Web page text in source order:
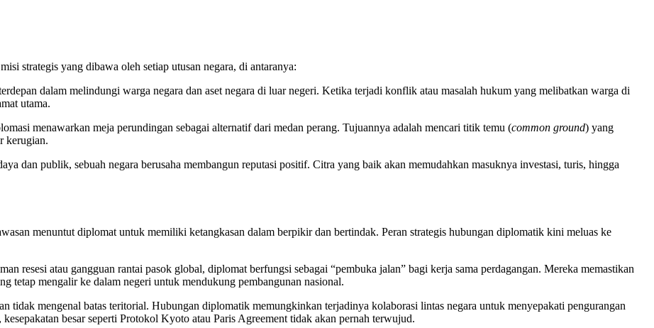
strategis yang dibawa oleh setiap utusan negara, di antaranya:
dalam melindungi warga negara dan aset negara di luar negeri. Ketika terjadi konflik atau masalah hukum yang melibatkan warga di
utama.
menawarkan meja perundingan sebagai alternatif dari medan perang. Tujuannya adalah mencari titik temu (common ground) yang
kerugian.
dan publik, sebuah negara berusaha membangun reputasi positif. Citra yang baik akan memudahkan masuknya investasi, turis, hingga
menuntut diplomat untuk memiliki ketangkasan dalam berpikir dan bertindak. Peran strategis hubungan diplomatik kini meluas ke
resesi atau gangguan rantai pasok global, diplomat berfungsi sebagai “pembuka jalan” bagi kerja sama perdagangan. Mereka memastikan
tetap mengalir ke dalam negeri untuk mendukung pembangunan nasional.
tidak mengenal batas teritorial. Hubungan diplomatik memungkinkan terjadinya kolaborasi lintas negara untuk menyepakati pengurangan
besar seperti Protokol Kyoto atau Paris Agreement tidak akan pernah terwujud.